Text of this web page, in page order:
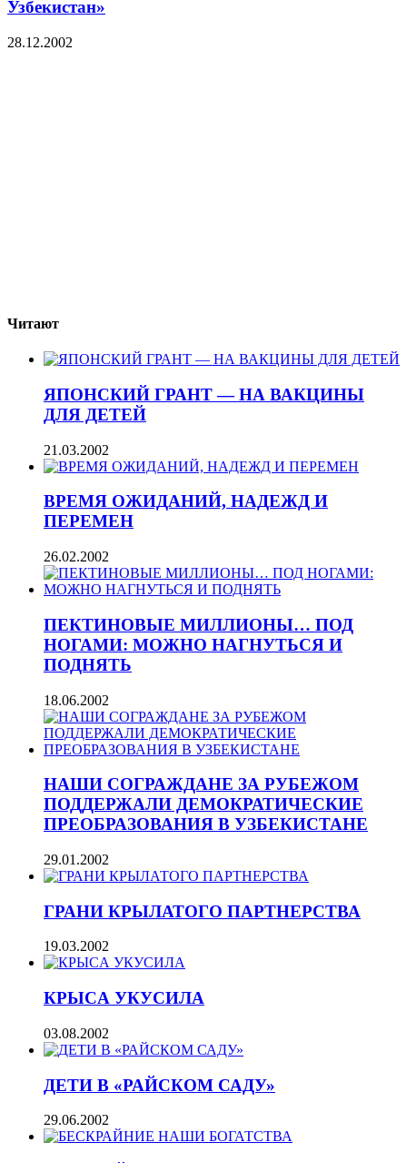
Узбекистан»
28.12.2002
Читают
ЯПОНСКИЙ ГРАНТ — НА ВАКЦИНЫ
ДЛЯ ДЕТЕЙ
21.03.2002
ВРЕМЯ ОЖИДАНИЙ, НАДЕЖД И
ПЕРЕМЕН
26.02.2002
ПЕКТИНОВЫЕ МИЛЛИОНЫ… ПОД
НОГАМИ: МОЖНО НАГНУТЬСЯ И
ПОДНЯТЬ
18.06.2002
НАШИ СОГРАЖДАНЕ ЗА РУБЕЖОМ
ПОДДЕРЖАЛИ ДЕМОКРАТИЧЕСКИЕ
ПРЕОБРАЗОВАНИЯ В УЗБЕКИСТАНЕ
29.01.2002
ГРАНИ КРЫЛАТОГО ПАРТНЕРСТВА
19.03.2002
КРЫCА УКУСИЛА
03.08.2002
ДЕТИ В «РАЙСКОМ САДУ»
29.06.2002